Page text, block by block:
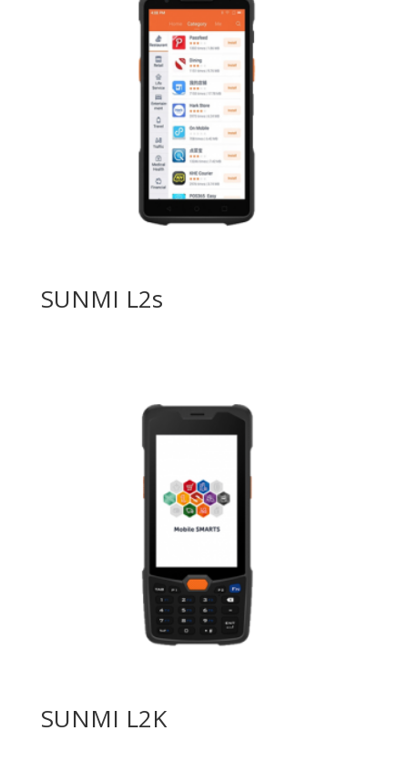
SUNMI L2s
SUNMI L2K